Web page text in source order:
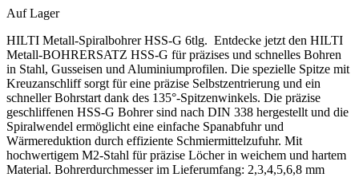
Auf Lager
HILTI Metall-Spiralbohrer HSS-G 6tlg. Entdecke jetzt den HILTI
Metall-BOHRERSATZ HSS-G für präzises und schnelles Bohren
in Stahl, Gusseisen und Aluminiumprofilen. Die spezielle Spitze mit
Kreuzanschliff sorgt für eine präzise Selbstzentrierung und ein
schneller Bohrstart dank des 135°-Spitzenwinkels. Die präzise
geschliffenen HSS-G Bohrer sind nach DIN 338 hergestellt und die
Spiralwendel ermöglicht eine einfache Spanabfuhr und
Wärmereduktion durch effiziente Schmiermittelzufuhr. Mit
hochwertigem M2-Stahl für präzise Löcher in weichem und hartem
Material. Bohrerdurchmesser im Lieferumfang: 2,3,4,5,6,8 mm